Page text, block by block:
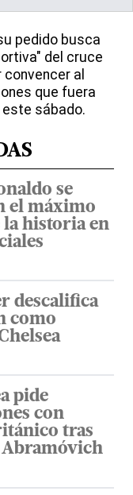
pedido busca
del cruce
al
que fuera
sábado.
se
el máximo
la historia en
descalifica
como
pide
con
tras
Abramóvich